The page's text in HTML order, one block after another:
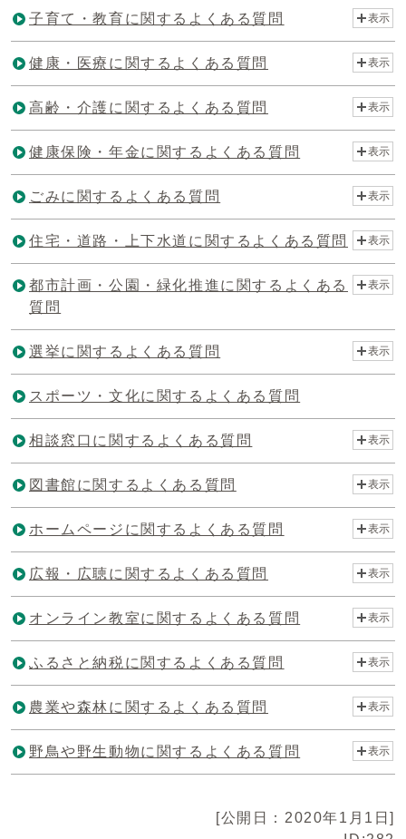
子育て・教育に関するよくある質問 表示
健康・医療に関するよくある質問 表示
高齢・介護に関するよくある質問 表示
健康保険・年金に関するよくある質問 表示
ごみに関するよくある質問 表示
住宅・道路・上下水道に関するよくある質問 表示
都市計画・公園・緑化推進に関するよくある
質問
表示
選挙に関するよくある質問 表示
スポーツ・文化に関するよくある質問
相談窓口に関するよくある質問 表示
図書館に関するよくある質問 表示
ホームページに関するよくある質問 表示
広報・広聴に関するよくある質問 表示
オンライン教室に関するよくある質問 表示
ふるさと納税に関するよくある質問 表示
農業や森林に関するよくある質問 表示
野鳥や野生動物に関するよくある質問 表示
[公開日：2020年1月1日]